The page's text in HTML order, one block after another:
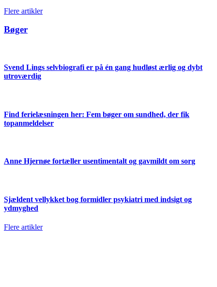
Flere artikler
Bøger
Svend Lings selvbiografi er på én gang hudløst ærlig og dybt
utroværdig
Find ferielæsningen her: Fem bøger om sundhed, der fik
topanmeldelser
Anne Hjernøe fortæller usentimentalt og gavmildt om sorg
Sjældent vellykket bog formidler psykiatri med indsigt og
ydmyghed
Flere artikler